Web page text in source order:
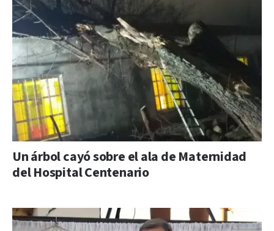
Un árbol cayó sobre el ala de Maternidad
del Hospital Centenario